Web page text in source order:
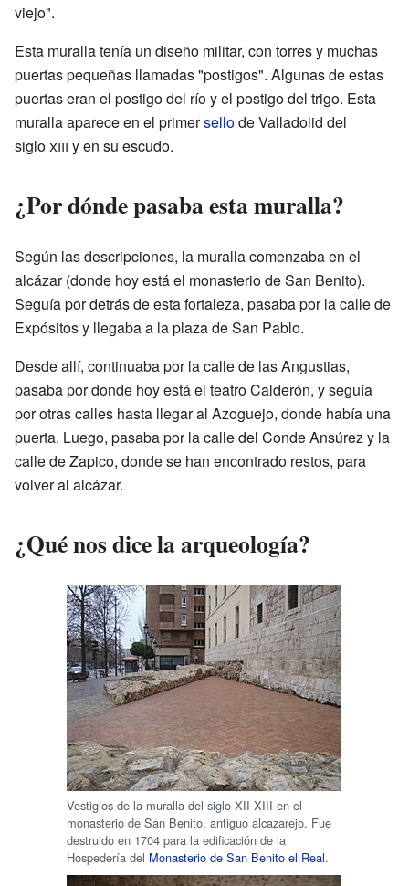
viejo".
Esta muralla tenía un diseño militar, con torres y muchas
puertas pequeñas llamadas "postigos". Algunas de estas
puertas eran el postigo del río y el postigo del trigo. Esta
muralla aparece en el primersellode Valladolid del
sigloxiii y en su escudo.
¿Por dónde pasaba esta muralla?
Según las descripciones, la muralla comenzaba en el
alcázar (donde hoy está el monasterio de San Benito).
Seguía por detrás de esta fortaleza, pasaba por la calle de
Expósitos y llegaba a la plaza de San Pablo.
Desde allí, continuaba por la calle de las Angustias,
pasaba por donde hoy está el teatro Calderón, y seguía
por otras calles hasta llegar al Azoguejo, donde había una
puerta. Luego, pasaba por la calle del Conde Ansúrez y la
calle de Zapico, donde se han encontrado restos, para
volver al alcázar.
¿Qué nos dice la arqueología?
Vestigios de la muralla del siglo XII-XIII en el
monasterio de San Benito, antiguo alcazarejo. Fue
destruido en 1704 para la edificación de la
Hospedería del Monasterio de San Benito el Real.